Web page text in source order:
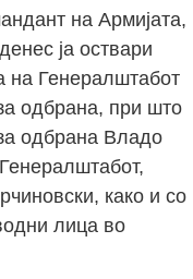
на Армијата,
ја оствари
на Генералштабот
одбрана, при што
одбрана Владо
како и со
лица во